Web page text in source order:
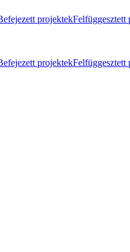
projektekFelfüggesztett
projektekFelfüggesztett